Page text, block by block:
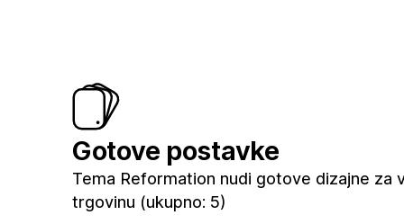
Gotove postavke
Tema Reformation nudi gotove dizajne za
trgovinu (ukupno: 5)